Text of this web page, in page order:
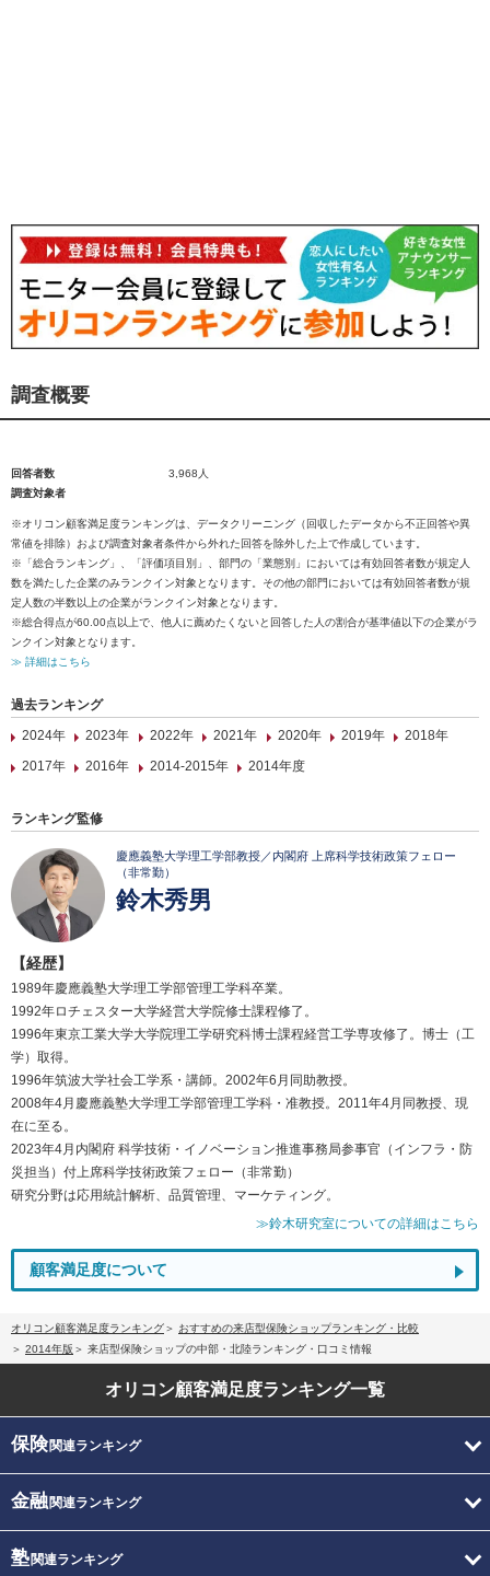
調査概要
回答者数
3,968人
調査対象者
※オリコン顧客満足度ランキングは、データクリーニング（回収したデータから不正回答や異
常値を排除）および調査対象者条件から外れた回答を除外した上で作成しています。
※「総合ランキング」、「評価項目別」、部門の「業態別」においては有効回答者数が規定人
数を満たした企業のみランクイン対象となります。その他の部門においては有効回答者数が規
定人数の半数以上の企業がランクイン対象となります。
※総合得点が60.00点以上で、他人に薦めたくないと回答した人の割合が基準値以下の企業がラ
ンクイン対象となります。
≫ 詳細はこちら
過去ランキング
2024年
2023年 2022年 2021年 2020年 2019年
2018年
2017年
2016年 2014-2015年 2014年度
ランキング監修
慶應義塾大学理工学部教授／内閣府 上席科学技術政策フェロー
（非常勤）
鈴木秀男
【経歴】
1989年慶應義塾大学理工学部管理工学科卒業。
1992年ロチェスター大学経営大学院修士課程修了。
1996年東京工業大学大学院理工学研究科博士課程経営工学専攻修了。博士（工
学）取得。
1996年筑波大学社会工学系・講師。2002年6月同助教授。
2008年4月慶應義塾大学理工学部管理工学科・准教授。2011年4月同教授、現
在に至る。
2023年4月内閣府 科学技術・イノベーション推進事務局参事官（インフラ・防
災担当）付上席科学技術政策フェロー（非常勤）
研究分野は応用統計解析、品質管理、マーケティング。
≫鈴木研究室についての詳細はこちら
顧客満足度について
オリコン顧客満足度ランキング
おすすめの来店型保険ショップランキング・比較
2014年版
来店型保険ショップの中部・北陸ランキング・口コミ情報
オリコン顧客満足度ランキング一覧
保険関連ランキング
金融関連ランキング
塾関連ランキング